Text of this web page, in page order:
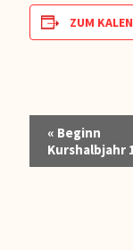
ZUM
Navigation
« Beginn
Kurshalbjahr